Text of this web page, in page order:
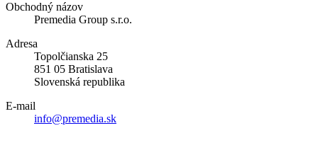
Obchodný názov
Premedia Group s.r.o.
Adresa
Topolčianska 25
851 05 Bratislava
Slovenská republika
E-mail
info@premedia.sk